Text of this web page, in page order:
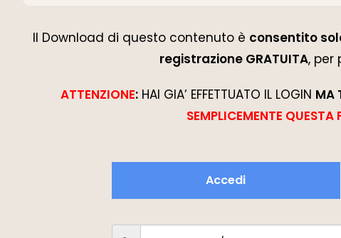
Il Download di questo contenuto è consentito
registrazione GRATUITA, per
ATTENZIONE:HAI GIA’ EFFETTUATO IL LOGIN MA
SEMPLICEMENTE QUESTA
Accedi